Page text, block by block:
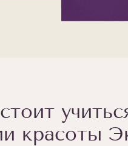
красоты